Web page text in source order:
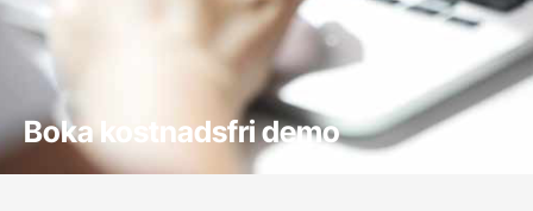
Boka kostnadsfri demo